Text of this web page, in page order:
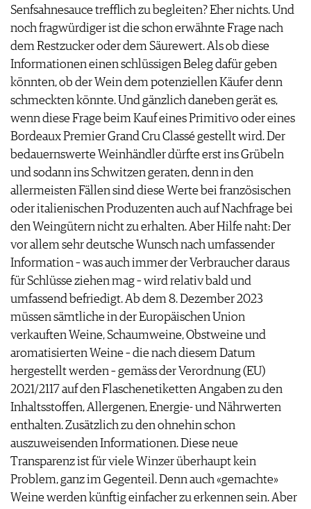
Senfsahnesauce trefflich zu begleiten? Eher nichts. Und
noch fragwürdiger ist die schon erwähnte Frage nach
dem Restzucker oder dem Säurewert. Als ob diese
Informationen einen schlüssigen Beleg dafür geben
könnten, ob der Wein dem potenziellen Käufer denn
schmeckten könnte. Und gänzlich daneben gerät es,
wenn diese Frage beim Kauf eines Primitivo oder eines
Bordeaux Premier Grand Cru Classé gestellt wird. Der
bedauernswerte Weinhändler dürfte erst ins Grübeln
und sodann ins Schwitzen geraten, denn in den
allermeisten Fällen sind diese Werte bei französischen
oder italienischen Produzenten auch auf Nachfrage bei
den Weingütern nicht zu erhalten. Aber Hilfe naht: Der
vor allem sehr deutsche Wunsch nach umfassender
Information – was auch immer der Verbraucher daraus
für Schlüsse ziehen mag – wird relativ bald und
umfassend befriedigt. Ab dem 8. Dezember 2023
müssen sämtliche in der Europäischen Union
verkauften Weine, Schaumweine, Obstweine und
aromatisierten Weine – die nach diesem Datum
hergestellt werden – gemäss der Verordnung (EU)
2021/2117 auf den Flaschenetiketten Angaben zu den
Inhaltsstoffen, Allergenen, Energie- und Nährwerten
enthalten. Zusätzlich zu den ohnehin schon
auszuweisenden Informationen. Diese neue
Transparenz ist für viele Winzer überhaupt kein
Problem, ganz im Gegenteil. Denn auch «gemachte»
Weine werden künftig einfacher zu erkennen sein. Aber